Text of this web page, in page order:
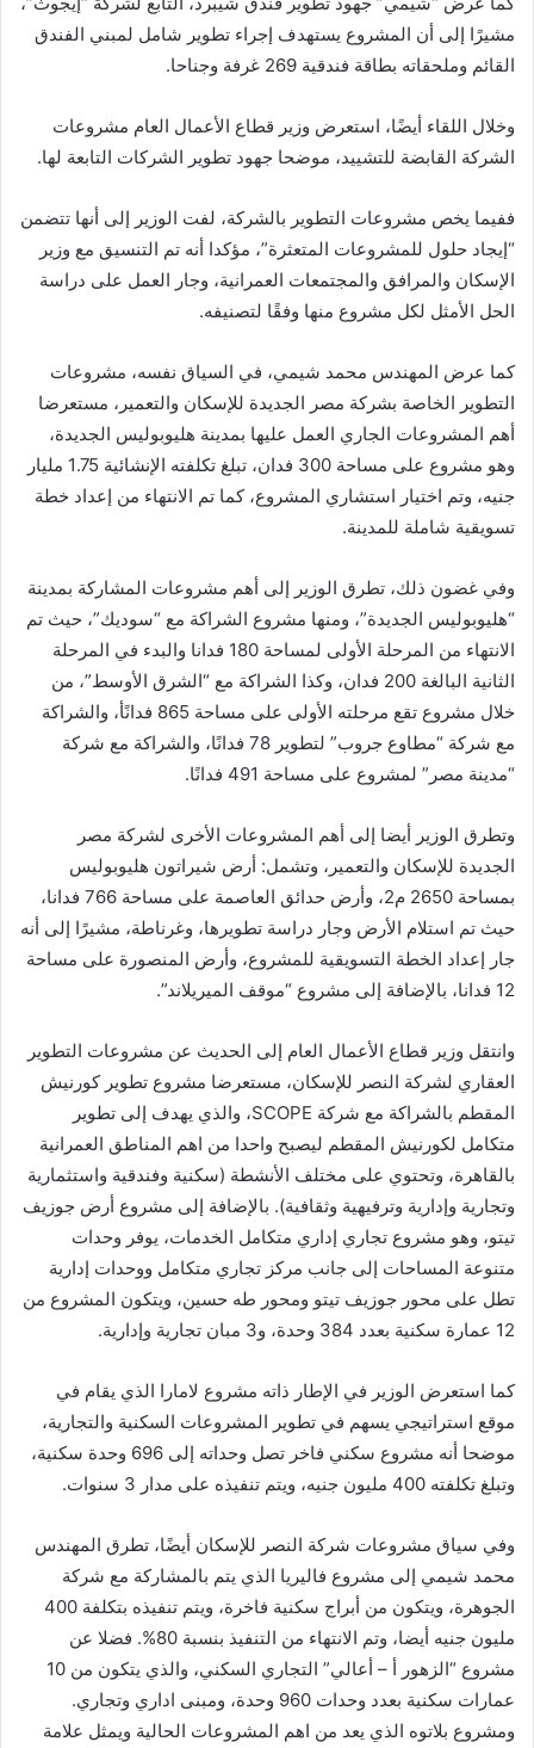
مشيرًا إلى أن المشروع يستهدف إجراء تطوير شامل لمبني الفندق
القائم وملحقاته بطاقة فندقية 269 غرفة وجناحا.
وخلال اللقاء أيضًا، استعرض وزير قطاع الأعمال العام مشروعات
الشركة القابضة للتشييد، موضحا جهود تطوير الشركات التابعة لها.
ففيما يخص مشروعات التطوير بالشركة، لفت الوزير إلى أنها تتضمن
“إيجاد حلول للمشروعات المتعثرة”، مؤكدا أنه تم التنسيق مع وزير
الإسكان والمرافق والمجتمعات العمرانية، وجار العمل على دراسة
الحل الأمثل لكل مشروع منها وفقًا لتصنيفه.
كما عرض المهندس محمد شيمي، في السياق نفسه، مشروعات
التطوير الخاصة بشركة مصر الجديدة للإسكان والتعمير، مستعرضا
أهم المشروعات الجاري العمل عليها بمدينة هليوبوليس الجديدة،
وهو مشروع على مساحة 300 فدان، تبلغ تكلفته الإنشائية 1.75 مليار
جنيه، وتم اختيار استشاري المشروع، كما تم الانتهاء من إعداد خطة
تسويقية شاملة للمدينة.
وفي غضون ذلك، تطرق الوزير إلى أهم مشروعات المشاركة بمدينة
“هليوبوليس الجديدة”، ومنها مشروع الشراكة مع “سوديك”، حيث تم
الانتهاء من المرحلة الأولى لمساحة 180 فدانا والبدء في المرحلة
الثانية البالغة 200 فدان، وكذا الشراكة مع “الشرق الأوسط”، من
خلال مشروع تقع مرحلته الأولى على مساحة 865 فدانًأ، والشراكة
مع شركة “مطاوع جروب” لتطوير 78 فدانًا، والشراكة مع شركة
“مدينة مصر” لمشروع على مساحة 491 فدانًا.
وتطرق الوزير أيضا إلى أهم المشروعات الأخرى لشركة مصر
الجديدة للإسكان والتعمير، وتشمل: أرض شيراتون هليوبوليس
بمساحة 2650 م2، وأرض حدائق العاصمة على مساحة 766 فدانا،
حيث تم استلام الأرض وجار دراسة تطويرها، وغرناطة، مشيرًا إلى أنه
جار إعداد الخطة التسويقية للمشروع، وأرض المنصورة على مساحة
12 فدانا، بالإضافة إلى مشروع “موقف الميريلاند”.
وانتقل وزير قطاع الأعمال العام إلى الحديث عن مشروعات التطوير
العقاري لشركة النصر للإسكان، مستعرضا مشروع تطوير كورنيش
المقطم بالشراكة مع شركة SCOPE، والذي يهدف إلى تطوير
متكامل لكورنيش المقطم ليصبح واحدا من اهم المناطق العمرانية
بالقاهرة، وتحتوي على مختلف الأنشطة (سكنية وفندقية واستثمارية
وتجارية وإدارية وترفيهية وثقافية). بالإضافة إلى مشروع أرض جوزيف
تيتو، وهو مشروع تجاري إداري متكامل الخدمات، يوفر وحدات
متنوعة المساحات إلى جانب مركز تجاري متكامل ووحدات إدارية
تطل على محور جوزيف تيتو ومحور طه حسين، ويتكون المشروع من
12 عمارة سكنية بعدد 384 وحدة، و3 مبان تجارية وإدارية.
كما استعرض الوزير في الإطار ذاته مشروع لامارا الذي يقام في
موقع استراتيجي يسهم في تطوير المشروعات السكنية والتجارية،
موضحا أنه مشروع سكني فاخر تصل وحداته إلى 696 وحدة سكنية،
وتبلغ تكلفته 400 مليون جنيه، ويتم تنفيذه على مدار 3 سنوات.
وفي سياق مشروعات شركة النصر للإسكان أيضًا، تطرق المهندس
محمد شيمي إلى مشروع فاليريا الذي يتم بالمشاركة مع شركة
الجوهرة، ويتكون من أبراج سكنية فاخرة، ويتم تنفيذه بتكلفة 400
مليون جنيه أيضا، وتم الانتهاء من التنفيذ بنسبة 80%. فضلا عن
مشروع “الزهور أ – أعالي” التجاري السكني، والذي يتكون من 10
عمارات سكنية بعدد وحدات 960 وحدة، ومبنى اداري وتجاري.
ومشروع بلاتوه الذي يعد من اهم المشروعات الحالية ويمثل علامة